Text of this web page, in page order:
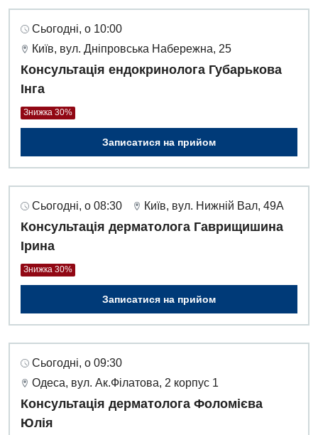
Дитяча дерматовенерологія
Дитяча ендокринологія
Дитяча кардіоревматологія
Дитяча неврологія
Дитяча ортопедія і травматологія
Дитяча урологія
Дитяча хірургія
Педіатрія
Сьогодні, о 10:00
Київ, вул. Дніпровська Набережна, 25
Консультація ендокринолога Губарькова
Інга
Знижка 30%
Записатися на прийом
Сьогодні, о 08:30 Київ, вул. Нижній Вал, 49А
Консультація дерматолога Гаврищишина
Ірина
Знижка 30%
Записатися на прийом
Сьогодні, о 09:30
Одеса, вул. Ак.Філатова, 2 корпус 1
Консультація дерматолога Фоломієва
Юлія